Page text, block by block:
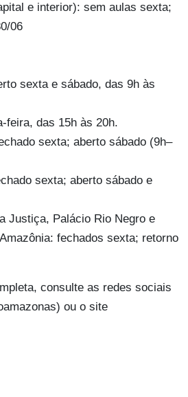
e interior): sem aulas sexta;
06
sexta e sábado, das 9h às
feira, das 15h às 20h.
sexta; aberto sábado (9h–
sexta; aberto sábado e
Justiça, Palácio Rio Negro e
fechados sexta; retorno
consulte as redes sociais
ou o site